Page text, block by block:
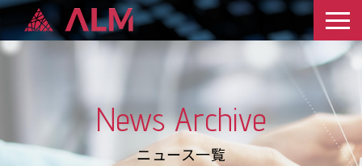
News Archive
ニュース一覧